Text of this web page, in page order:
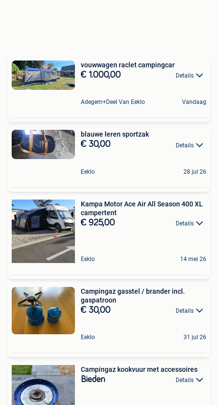
vouwwagen raclet campingcar
€ 1.000,00 Details
Adegem+Deel Van Eeklo Vandaag
blauwe leren sportzak
€ 30,00 Details
Eeklo 28 jul 26
Kampa Motor Ace Air All Season 400 XL
campertent
€ 925,00 Details
Eeklo 14 mei 26
Campingaz gasstel / brander incl.
gaspatroon
€ 30,00 Details
Eeklo 31 jul 26
Campingaz kookvuur met accessoires
Bieden Details